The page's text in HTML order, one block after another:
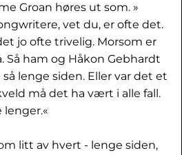
Groan høres ut som. »
vet du, er ofte det.
jo ofte trivelig. Morsom er
Så ham og Håkon Gebhardt
lenge siden. Eller var det et
må det ha vært i alle fall.
litt av hvert - lenge siden,